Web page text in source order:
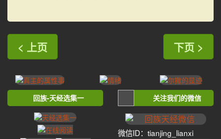
< 上页 下页 >
回族-天经选集一 关注我们的微信
微信ID：tianjing_lianxi